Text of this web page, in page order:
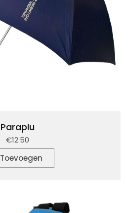
Paraplu
€12.50
Toevoegen